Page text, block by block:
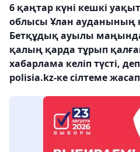
6 қаңтар күні кешкі
облысы Ұлан ауданының
Бетқұдық ауылы маңында
қалың қарда тұрып
хабарлама келіп түсті,
polisia.kz-ке сілтеме